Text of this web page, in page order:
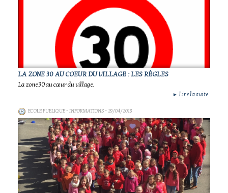
LA ZONE 30 AU COEUR DU VILLAGE : LES RÈGLES
La zone 30 au cœur du village.
► Lire la suite
ECOLE PUBLIQUE - INFORMATIONS- 29/04/2018